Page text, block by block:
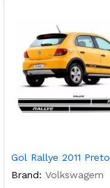
Gol Rallye 2011 Preto
Brand: Volkswagem